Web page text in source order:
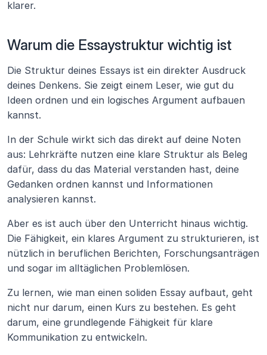
klarer.
Warum die Essaystruktur wichtig ist
Die Struktur deines Essays ist ein direkter Ausdruck
deines Denkens. Sie zeigt einem Leser, wie gut du
Ideen ordnen und ein logisches Argument aufbauen
kannst.
In der Schule wirkt sich das direkt auf deine Noten
aus: Lehrkräfte nutzen eine klare Struktur als Beleg
dafür, dass du das Material verstanden hast, deine
Gedanken ordnen kannst und Informationen
analysieren kannst.
Aber es ist auch über den Unterricht hinaus wichtig.
Die Fähigkeit, ein klares Argument zu strukturieren, ist
nützlich in beruflichen Berichten, Forschungsanträgen
und sogar im alltäglichen Problemlösen.
Zu lernen, wie man einen soliden Essay aufbaut, geht
nicht nur darum, einen Kurs zu bestehen. Es geht
darum, eine grundlegende Fähigkeit für klare
Kommunikation zu entwickeln.